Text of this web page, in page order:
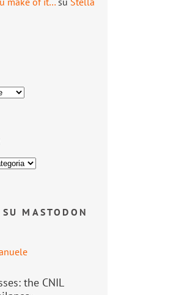
MASTODON
the CNIL